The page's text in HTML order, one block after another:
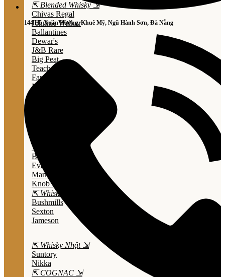
144 Hồ Xuân Hương, Khuê Mỹ, Ngũ Hành Sơn, Đà Nẵng
⇱ Blended Whisky ⇲
Chivas Regal
Johnnie Walker
Ballantines
Dewar's
J&B Rare
Big Peat
Teacher's
Famous Grouse
Monkey Shouder
Wild Turkey
Bulleit Bourbon
Evan Williams
Marker's Mark
Knob Creek
⇱ Whiskey Ailen ⇲
Bushmills
Sexton
Jameson
⇱ Whisky Nhật ⇲
Suntory
Nikka
⇱ COGNAC ⇲